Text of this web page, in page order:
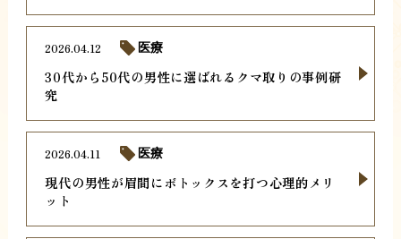
30代から50代の男性に選ばれるクマ取りの事例研
究
2026.04.12 医療
現代の男性が眉間にボトックスを打つ心理的メリ
ット
2026.04.11 医療